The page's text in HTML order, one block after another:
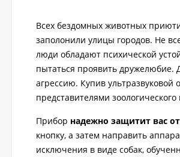
Всех бездомных животных
заполонили улицы городов. Не
люди обладают психической
пытаться проявить дружелюбие.
агрессию. Купив
представителями
Прибор надежно защитит вас
кнопку, а затем направить
исключения в виде собак,